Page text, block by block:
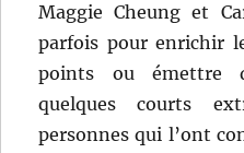
Maggie Cheung et
parfois pour enrichir
points ou émettre
quelques courts
personnes qui l’ont